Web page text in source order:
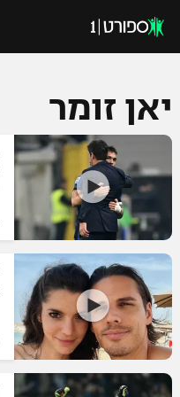
כדורגל ישראלי
ליגת העל
גביע הטוטו
ליגיונרים
גביע המדינה
כדורגל עולמי
ליגת האלופות
ליגה אירופית
ליגה אנגלית
כדורסל ישראלי
ליגת ווינר סל
ליגה לאומית
כדורסל עולמי
NBA
יאן זומר